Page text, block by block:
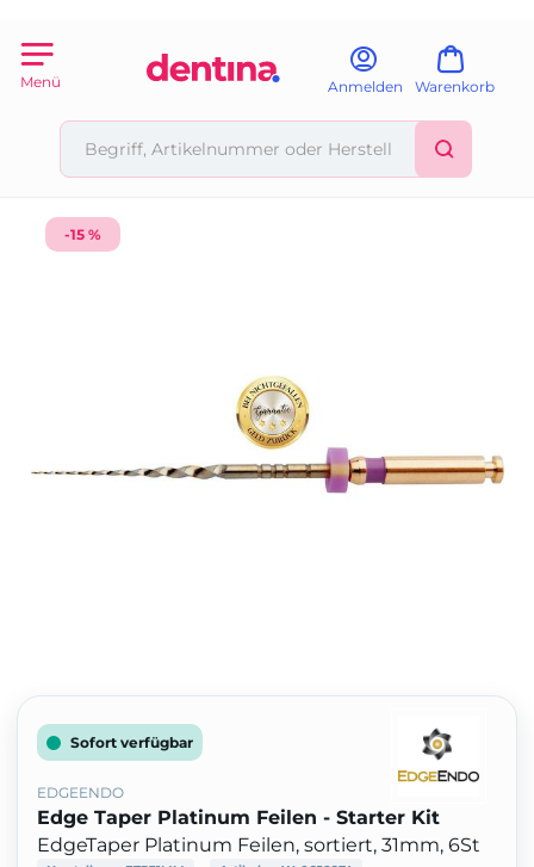
Menü Anmelden Warenkorb
-15 %
Sofort verfügbar
EDGEENDO
Edge Taper Platinum Feilen - Starter Kit
EdgeTaper Platinum Feilen, sortiert, 31mm, 6St